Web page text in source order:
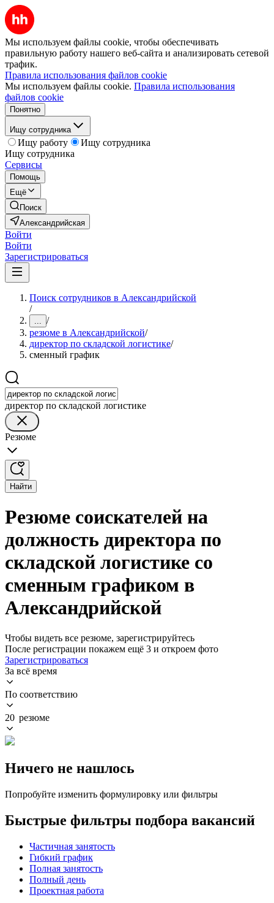
Мы используем файлы cookie, чтобы обеспечивать
правильную работу нашего веб-сайта и анализировать сетевой
трафик.
Правила использования файлов cookie
Мы используем файлы cookie. Правила использования
файлов cookie
Понятно
Ищу сотрудника
Ищу работу
Ищу сотрудника
Ищу сотрудника
Сервисы
Помощь
Ещё
Поиск
Александрийская
Войти
Войти
Зарегистрироваться
Поиск сотрудников в Александрийской
/
... /
резюме в Александрийской/
директор по складской логистике/
сменный график
директор по складской логистике
Резюме
Найти
Резюме соискателей на
должность директора по
складской логистике со
сменным графиком в
Александрийской
Чтобы видеть все резюме, зарегистрируйтесь
После регистрации покажем ещё 3 и откроем фото
Зарегистрироваться
За всё время
По соответствию
20 резюме
Ничего не нашлось
Попробуйте изменить формулировку или фильтры
Быстрые фильтры подбора вакансий
Частичная занятость
Гибкий график
Полная занятость
Полный день
Проектная работа